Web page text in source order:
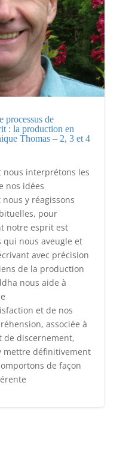
de
: la production en
Thomas – 2, 3 et 4
nous interprétons les
nos idées
y réagissons
pour
notre esprit est
qui nous aveugle et
avec précision
de la production
nous aide à
et de nos
associée à
de discernement,
mettre définitivement
de façon